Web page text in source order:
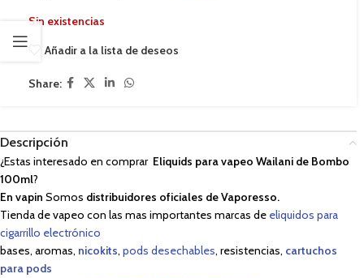
Sin existencias
Añadir a la lista de deseos
Share:
Descripción
¿Estas interesado en comprar Eliquids para vapeo Wailani de Bombo
100ml?
En vapin Somos distribuidores oficiales de Vaporesso.
Tienda de vapeo con las mas importantes marcas de eliquidos para
cigarrillo electrónico
bases, aromas, nicokits, pods desechables, resistencias, cartuchos
para pods